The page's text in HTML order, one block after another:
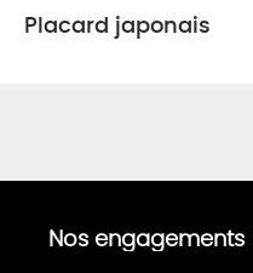
Placard japonais
Nos engagements